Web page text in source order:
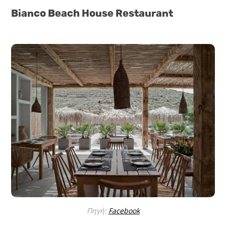
Bianco Beach House Restaurant
Πηγή: Facebook